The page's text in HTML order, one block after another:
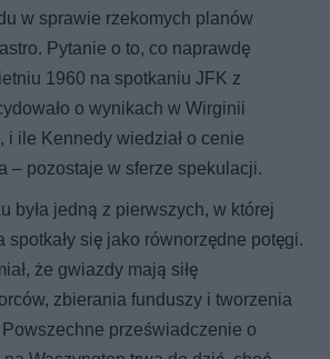
w sprawie rzekomych planów
Pytanie o to, co naprawdę
1960 na spotkaniu JFK z
o wynikach w Wirginii
ile Kennedy wiedział o cenie
– pozostaje w sferze spekulacji.
była jedną z pierwszych, w której
się jako równorzędne potęgi.
że gwiazdy mają siłę
zbierania funduszy i tworzenia
przeświadczenie o